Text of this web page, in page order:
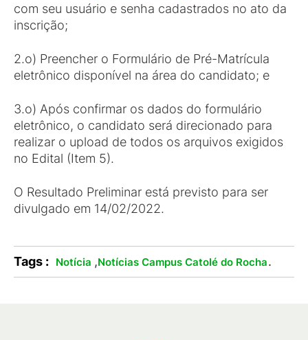
com seu usuário e senha cadastrados no ato da
inscrição;
2.o) Preencher o Formulário de Pré-Matrícula
eletrônico disponível na área do candidato; e
3.o) Após confirmar os dados do formulário
eletrônico, o candidato será direcionado para
realizar o upload de todos os arquivos exigidos
no Edital (Item 5).
O Resultado Preliminar está previsto para ser
divulgado em 14/02/2022.
Tags : Notícia ,Notícias Campus Catolé do Rocha.